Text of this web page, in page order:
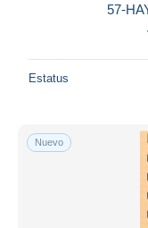
57-
Estatus
Nuevo